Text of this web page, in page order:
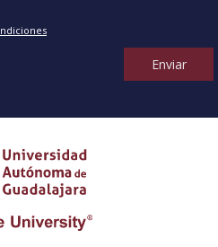
Enviar